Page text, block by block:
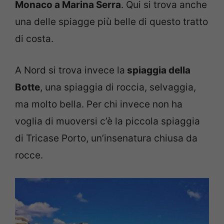
Monaco a Marina Serra. Qui si trova anche
una delle spiagge più belle di questo tratto
di costa.
A Nord si trova invece la spiaggia della
Botte, una spiaggia di roccia, selvaggia,
ma molto bella. Per chi invece non ha
voglia di muoversi c’è la piccola spiaggia
di Tricase Porto, un’insenatura chiusa da
rocce.